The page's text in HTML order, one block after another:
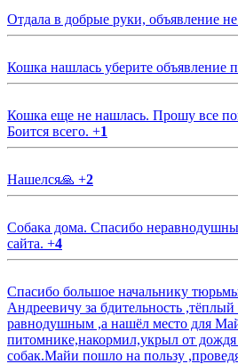
Отдала в добрые руки, объявление не
Кошка нашлась уберите объявление
Кошка еще не нашлась. Прошу все
Боится всего. +1
Нашелся🙏 +2
Собака дома. Спасибо
сайта. +4
Спасибо большое начальнику
Андреевичу за бдительность
равнодушным ,а нашёл место для
питомнике,накормил,укрыл от дождя
собак.Майи пошло на пользу